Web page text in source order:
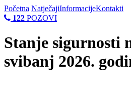
Početna NatječajiInformacijeKontakti
122 POZOVI
Stanje sigurnosti
svibanj 2026.